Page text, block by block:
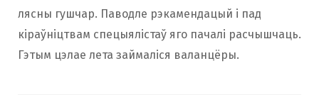
лясны гушчар. Паводле рэкамендацый і пад
кіраўніцтвам спецыялістаў яго пачалі расчышчаць.
Гэтым цэлае лета займаліся валанцёры.